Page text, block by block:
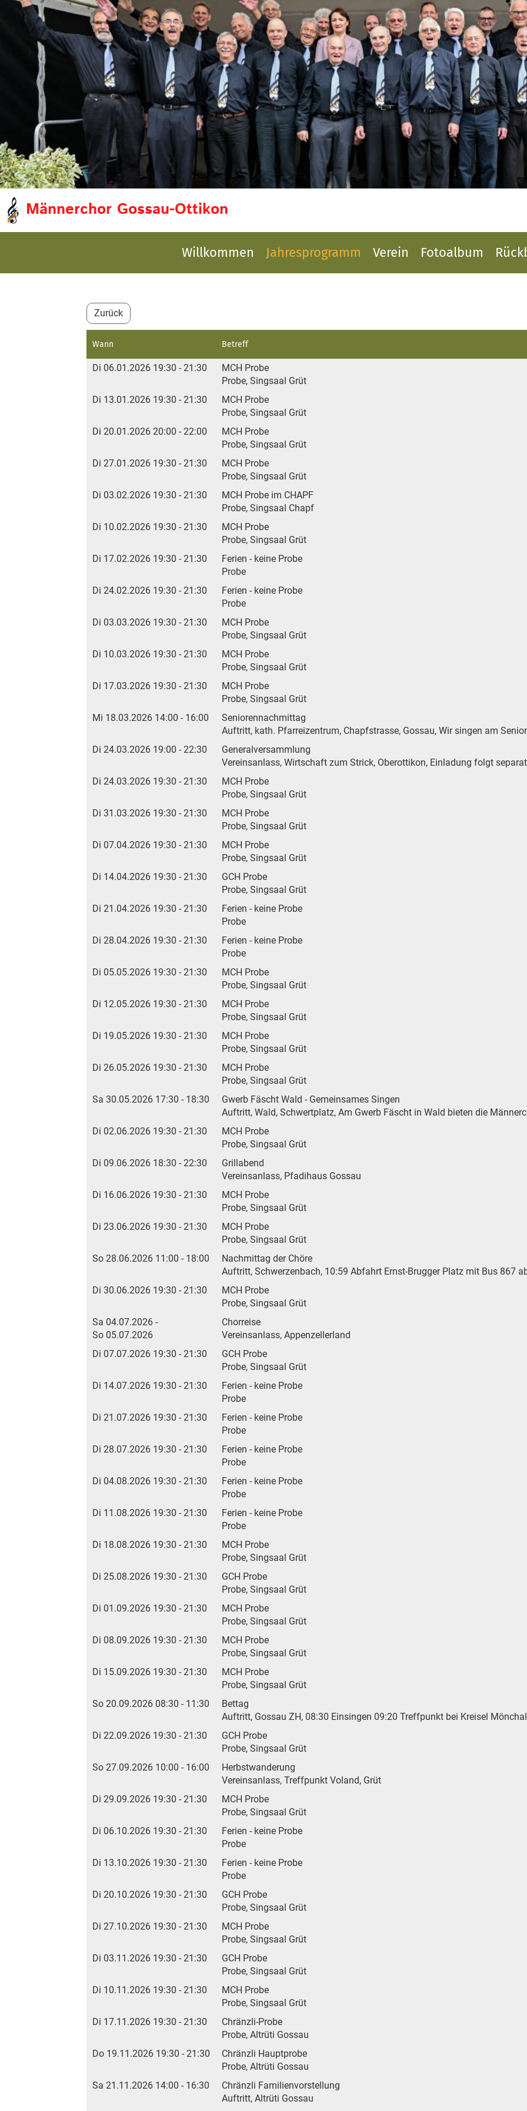
Männerchor Gossau-Ottikon
Willkommen Jahresprogramm Verein Fotoalbum
Zurück
Wann Betreff
Di 06.01.2026 19:30 - 21:30
MCH Probe
Probe, Singsaal Grüt
Di 13.01.2026 19:30 - 21:30
MCH Probe
Probe, Singsaal Grüt
Di 20.01.2026 20:00 - 22:00
MCH Probe
Probe, Singsaal Grüt
Di 27.01.2026 19:30 - 21:30
MCH Probe
Probe, Singsaal Grüt
Di 03.02.2026 19:30 - 21:30
MCH Probe im CHAPF
Probe, Singsaal Chapf
Di 10.02.2026 19:30 - 21:30
MCH Probe
Probe, Singsaal Grüt
Di 17.02.2026 19:30 - 21:30
Ferien - keine Probe
Probe
Di 24.02.2026 19:30 - 21:30
Ferien - keine Probe
Probe
Di 03.03.2026 19:30 - 21:30
MCH Probe
Probe, Singsaal Grüt
Di 10.03.2026 19:30 - 21:30
MCH Probe
Probe, Singsaal Grüt
Di 17.03.2026 19:30 - 21:30
MCH Probe
Probe, Singsaal Grüt
Mi 18.03.2026 14:00 - 16:00
Seniorennachmittag
Auftritt, kath. Pfarreizentrum, Chapfstrasse, Gossau, Wir singen am
Di 24.03.2026 19:00 - 22:30
Generalversammlung
Vereinsanlass, Wirtschaft zum Strick, Oberottikon, Einladung folgt separat
Di 24.03.2026 19:30 - 21:30
MCH Probe
Probe, Singsaal Grüt
Di 31.03.2026 19:30 - 21:30
MCH Probe
Probe, Singsaal Grüt
Di 07.04.2026 19:30 - 21:30
MCH Probe
Probe, Singsaal Grüt
Di 14.04.2026 19:30 - 21:30
GCH Probe
Probe, Singsaal Grüt
Di 21.04.2026 19:30 - 21:30
Ferien - keine Probe
Probe
Di 28.04.2026 19:30 - 21:30
Ferien - keine Probe
Probe
Di 05.05.2026 19:30 - 21:30
MCH Probe
Probe, Singsaal Grüt
Di 12.05.2026 19:30 - 21:30
MCH Probe
Probe, Singsaal Grüt
Di 19.05.2026 19:30 - 21:30
MCH Probe
Probe, Singsaal Grüt
Di 26.05.2026 19:30 - 21:30
MCH Probe
Probe, Singsaal Grüt
Sa 30.05.2026 17:30 - 18:30
Gwerb Fäscht Wald - Gemeinsames Singen
Auftritt, Wald, Schwertplatz, Am Gwerb Fäscht in Wald bieten die
Di 02.06.2026 19:30 - 21:30
MCH Probe
Probe, Singsaal Grüt
Di 09.06.2026 18:30 - 22:30
Grillabend
Vereinsanlass, Pfadihaus Gossau
Di 16.06.2026 19:30 - 21:30
MCH Probe
Probe, Singsaal Grüt
Di 23.06.2026 19:30 - 21:30
MCH Probe
Probe, Singsaal Grüt
So 28.06.2026 11:00 - 18:00
Nachmittag der Chöre
Auftritt, Schwerzenbach, 10:59 Abfahrt Ernst-Brugger Platz mit Bus 867
Di 30.06.2026 19:30 - 21:30
MCH Probe
Probe, Singsaal Grüt
Sa 04.07.2026 -
So 05.07.2026
Chorreise
Vereinsanlass, Appenzellerland
Di 07.07.2026 19:30 - 21:30
GCH Probe
Probe, Singsaal Grüt
Di 14.07.2026 19:30 - 21:30
Ferien - keine Probe
Probe
Di 21.07.2026 19:30 - 21:30
Ferien - keine Probe
Probe
Di 28.07.2026 19:30 - 21:30
Ferien - keine Probe
Probe
Di 04.08.2026 19:30 - 21:30
Ferien - keine Probe
Probe
Di 11.08.2026 19:30 - 21:30
Ferien - keine Probe
Probe
Di 18.08.2026 19:30 - 21:30
MCH Probe
Probe, Singsaal Grüt
Di 25.08.2026 19:30 - 21:30
GCH Probe
Probe, Singsaal Grüt
Di 01.09.2026 19:30 - 21:30
MCH Probe
Probe, Singsaal Grüt
Di 08.09.2026 19:30 - 21:30
MCH Probe
Probe, Singsaal Grüt
Di 15.09.2026 19:30 - 21:30
MCH Probe
Probe, Singsaal Grüt
So 20.09.2026 08:30 - 11:30
Bettag
Auftritt, Gossau ZH, 08:30 Einsingen 09:20 Treffpunkt bei Kreisel
Di 22.09.2026 19:30 - 21:30
GCH Probe
Probe, Singsaal Grüt
So 27.09.2026 10:00 - 16:00
Herbstwanderung
Vereinsanlass, Treffpunkt Voland, Grüt
Di 29.09.2026 19:30 - 21:30
MCH Probe
Probe, Singsaal Grüt
Di 06.10.2026 19:30 - 21:30
Ferien - keine Probe
Probe
Di 13.10.2026 19:30 - 21:30
Ferien - keine Probe
Probe
Di 20.10.2026 19:30 - 21:30
GCH Probe
Probe, Singsaal Grüt
Di 27.10.2026 19:30 - 21:30
MCH Probe
Probe, Singsaal Grüt
Di 03.11.2026 19:30 - 21:30
GCH Probe
Probe, Singsaal Grüt
Di 10.11.2026 19:30 - 21:30
MCH Probe
Probe, Singsaal Grüt
Di 17.11.2026 19:30 - 21:30
Chränzli-Probe
Probe, Altrüti Gossau
Do 19.11.2026 19:30 - 21:30
Chränzli Hauptprobe
Probe, Altrüti Gossau
Sa 21.11.2026 14:00 - 16:30
Chränzli Familienvorstellung
Auftritt, Altrüti Gossau